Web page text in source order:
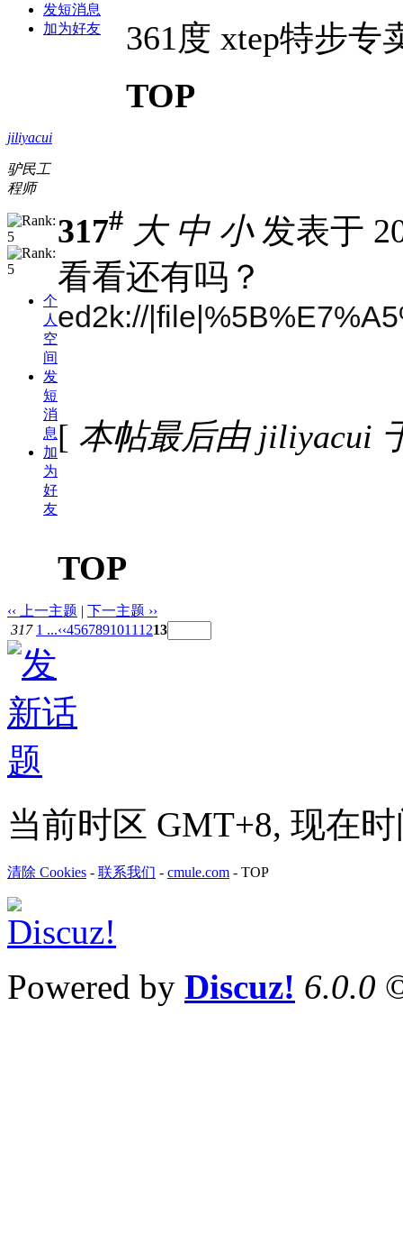
发短消息
加为好友
361度 xtep特步专
TOP
jiliyacui
驴民工
程师
个
人
空
间
发
短
消
息
加
为
好
友
317# 大 中 小发表于
看看还有吗？
ed2k://
[ 本帖最后由 jiliyacui
TOP
‹‹ 上一主题 | 下一主题 ››
317 1 ...‹‹4567891011 1213
当前时区 GMT+8, 现在
清除 Cookies - 联系我们 - cmule.com - TOP
Powered by Discuz! 6.0.0